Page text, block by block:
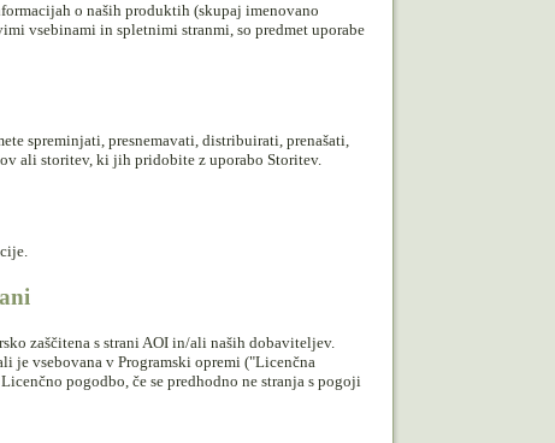
o naših produktih (skupaj imenovano
vsebinami in spletnimi stranmi, so predmet uporabe
spreminjati, presnemavati, distribuirati, prenašati,
ali storitev, ki jih pridobite z uporabo Storitev.
zaščitena s strani AOI in/ali naših dobaviteljev.
je vsebovana v Programski opremi ("Licenčna
pogodbo, če se predhodno ne stranja s pogoji